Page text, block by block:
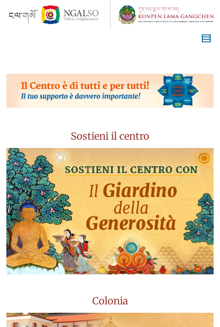
Sostieni il centro
Colonia